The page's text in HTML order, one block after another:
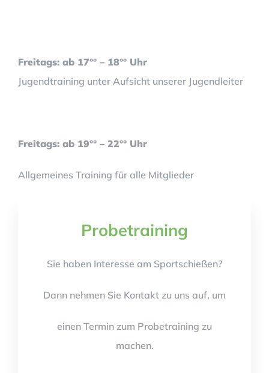
Freitags: ab 17°° – 18°° Uhr
Jugendtraining unter Aufsicht unserer Jugendleiter
Freitags: ab 19°° – 22°° Uhr
Allgemeines Training für alle Mitglieder
Sonntags: ab 11°° – 14°° Uhr
Allgemeines Training für alle Mitglieder
Probetraining
Sie haben Interesse am Sportschießen?
Dann nehmen Sie Kontakt zu uns auf, um
einen Termin zum Probetraining zu
machen.